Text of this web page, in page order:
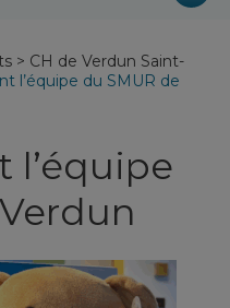
> CH de Verdun Saint-
l’équipe du SMUR de
l’équipe